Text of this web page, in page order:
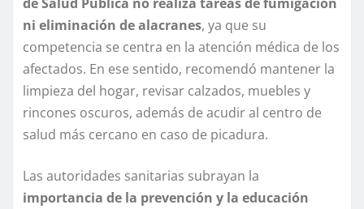
ni eliminación de alacranes, ya que su
competencia se centra en la atención médica de los
afectados. En ese sentido, recomendó mantener la
limpieza del hogar, revisar calzados, muebles y
rincones oscuros, además de acudir al centro de
salud más cercano en caso de picadura.
Las autoridades sanitarias subrayan la
importancia de la prevención y la educación